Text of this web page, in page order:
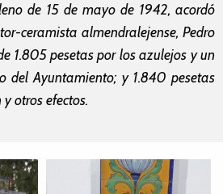
de 15 de mayo de 1942, acordó
ceramista almendralejense, Pedro
1.805 pesetas por los azulejos y un
del Ayuntamiento; y 1.840 pesetas
otros efectos.